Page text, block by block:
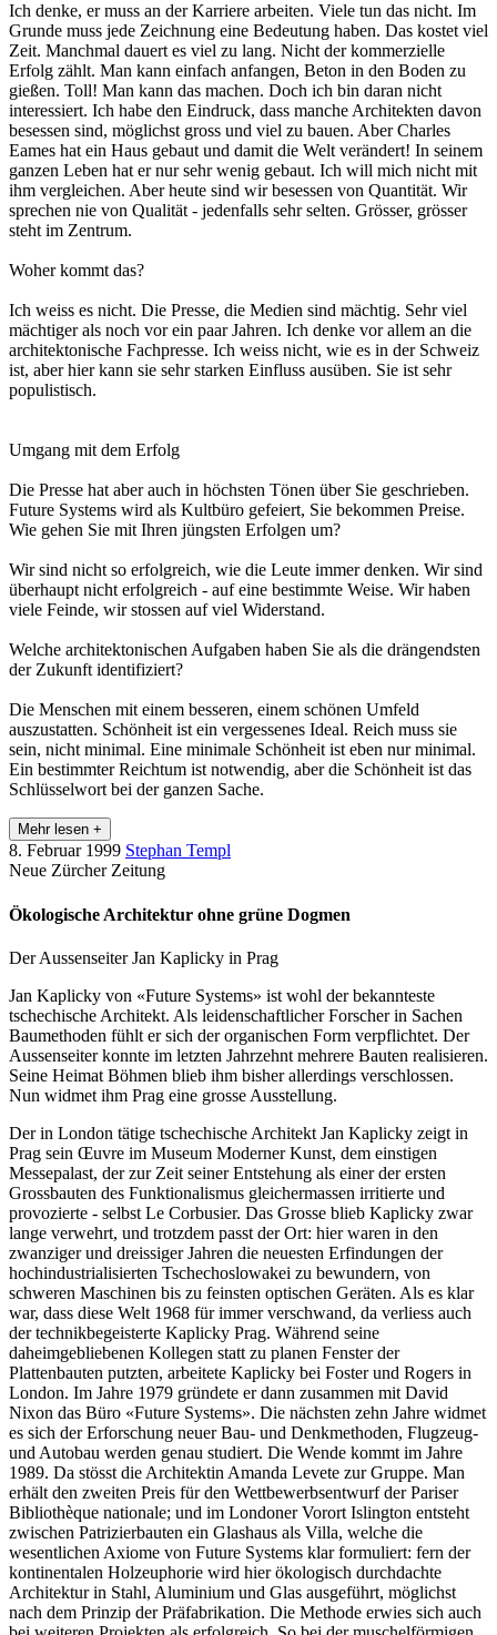
Ich denke, er muss an der Karriere arbeiten. Viele tun das nicht. Im
Grunde muss jede Zeichnung eine Bedeutung haben. Das kostet viel
Zeit. Manchmal dauert es viel zu lang. Nicht der kommerzielle
Erfolg zählt. Man kann einfach anfangen, Beton in den Boden zu
gießen. Toll! Man kann das machen. Doch ich bin daran nicht
interessiert. Ich habe den Eindruck, dass manche Architekten davon
besessen sind, möglichst gross und viel zu bauen. Aber Charles
Eames hat ein Haus gebaut und damit die Welt verändert! In seinem
ganzen Leben hat er nur sehr wenig gebaut. Ich will mich nicht mit
ihm vergleichen. Aber heute sind wir besessen von Quantität. Wir
sprechen nie von Qualität - jedenfalls sehr selten. Grösser, grösser
steht im Zentrum.
Woher kommt das?
Ich weiss es nicht. Die Presse, die Medien sind mächtig. Sehr viel
mächtiger als noch vor ein paar Jahren. Ich denke vor allem an die
architektonische Fachpresse. Ich weiss nicht, wie es in der Schweiz
ist, aber hier kann sie sehr starken Einfluss ausüben. Sie ist sehr
populistisch.
Umgang mit dem Erfolg
Die Presse hat aber auch in höchsten Tönen über Sie geschrieben.
Future Systems wird als Kultbüro gefeiert, Sie bekommen Preise.
Wie gehen Sie mit Ihren jüngsten Erfolgen um?
Wir sind nicht so erfolgreich, wie die Leute immer denken. Wir sind
überhaupt nicht erfolgreich - auf eine bestimmte Weise. Wir haben
viele Feinde, wir stossen auf viel Widerstand.
Welche architektonischen Aufgaben haben Sie als die drängendsten
der Zukunft identifiziert?
Die Menschen mit einem besseren, einem schönen Umfeld
auszustatten. Schönheit ist ein vergessenes Ideal. Reich muss sie
sein, nicht minimal. Eine minimale Schönheit ist eben nur minimal.
Ein bestimmter Reichtum ist notwendig, aber die Schönheit ist das
Schlüsselwort bei der ganzen Sache.
Mehr lesen +
8. Februar 1999 Stephan Templ
Neue Zürcher Zeitung
Ökologische Architektur ohne grüne Dogmen
Der Aussenseiter Jan Kaplicky in Prag
Jan Kaplicky von «Future Systems» ist wohl der bekannteste
tschechische Architekt. Als leidenschaftlicher Forscher in Sachen
Baumethoden fühlt er sich der organischen Form verpflichtet. Der
Aussenseiter konnte im letzten Jahrzehnt mehrere Bauten realisieren.
Seine Heimat Böhmen blieb ihm bisher allerdings verschlossen.
Nun widmet ihm Prag eine grosse Ausstellung.
Der in London tätige tschechische Architekt Jan Kaplicky zeigt in
Prag sein Œuvre im Museum Moderner Kunst, dem einstigen
Messepalast, der zur Zeit seiner Entstehung als einer der ersten
Grossbauten des Funktionalismus gleichermassen irritierte und
provozierte - selbst Le Corbusier. Das Grosse blieb Kaplicky zwar
lange verwehrt, und trotzdem passt der Ort: hier waren in den
zwanziger und dreissiger Jahren die neuesten Erfindungen der
hochindustrialisierten Tschechoslowakei zu bewundern, von
schweren Maschinen bis zu feinsten optischen Geräten. Als es klar
war, dass diese Welt 1968 für immer verschwand, da verliess auch
der technikbegeisterte Kaplicky Prag. Während seine
daheimgebliebenen Kollegen statt zu planen Fenster der
Plattenbauten putzten, arbeitete Kaplicky bei Foster und Rogers in
London. Im Jahre 1979 gründete er dann zusammen mit David
Nixon das Büro «Future Systems». Die nächsten zehn Jahre widmet
es sich der Erforschung neuer Bau- und Denkmethoden, Flugzeug-
und Autobau werden genau studiert. Die Wende kommt im Jahre
1989. Da stösst die Architektin Amanda Levete zur Gruppe. Man
erhält den zweiten Preis für den Wettbewerbsentwurf der Pariser
Bibliothèque nationale; und im Londoner Vorort Islington entsteht
zwischen Patrizierbauten ein Glashaus als Villa, welche die
wesentlichen Axiome von Future Systems klar formuliert: fern der
kontinentalen Holzeuphorie wird hier ökologisch durchdachte
Architektur in Stahl, Aluminium und Glas ausgeführt, möglichst
nach dem Prinzip der Präfabrikation. Die Methode erwies sich auch